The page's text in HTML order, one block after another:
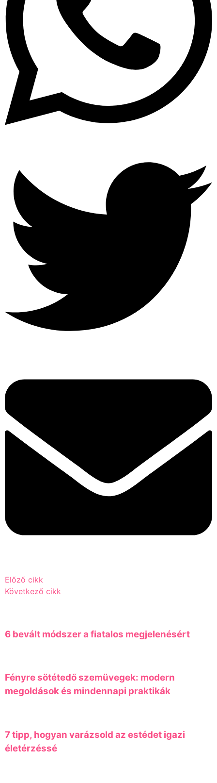
Előző cikk
Következő cikk
6 bevált módszer a fiatalos megjelenésért
Fényre sötétedő szemüvegek: modern
megoldások és mindennapi praktikák
7 tipp, hogyan varázsold az estédet igazi
életérzéssé